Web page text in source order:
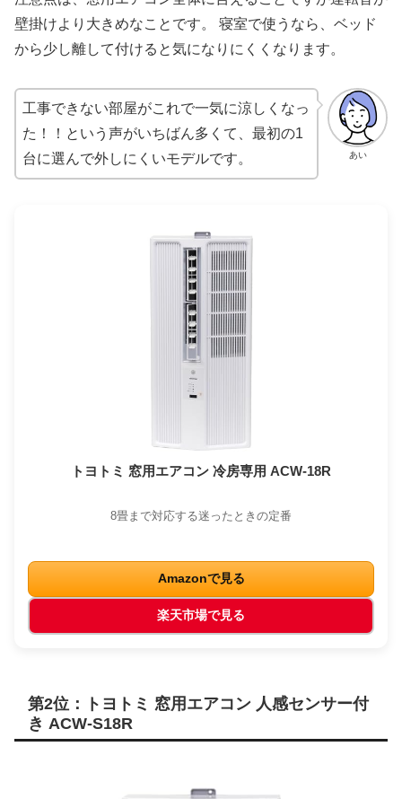
壁掛けより大きめなことです。 寝室で使うなら、ベッド
から少し離して付けると気になりにくくなります。
あい
工事できない部屋がこれで一気に涼しくなっ
た！！という声がいちばん多くて、最初の1
台に選んで外しにくいモデルです。
トヨトミ 窓用エアコン 冷房専用 ACW-18R
8畳まで対応する迷ったときの定番
Amazonで見る
楽天市場で見る
第2位：トヨトミ 窓用エアコン 人感センサー付
き ACW-S18R